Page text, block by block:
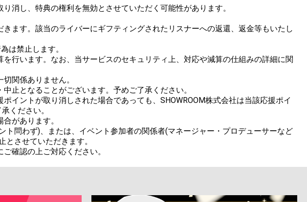
消し、特典の権利を無効とさせていただく可能性があります。
ます。該当のライバーにギフティングされたリスナーへの返還、返金等もいたし
は禁止します。
行います。なお、当サービスのセキュリティ上、対応や減算の仕組みの詳細に関
関係ありません。
止となることがございます。予めご了承ください。
イントが取り消しされた場合であっても、SHOWROOM株式会社は当該応援ポイ
ください。
があります。
問わず)、または、イベント参加者の関係者(マネージャー・プロデューサーなど
させていただきます。